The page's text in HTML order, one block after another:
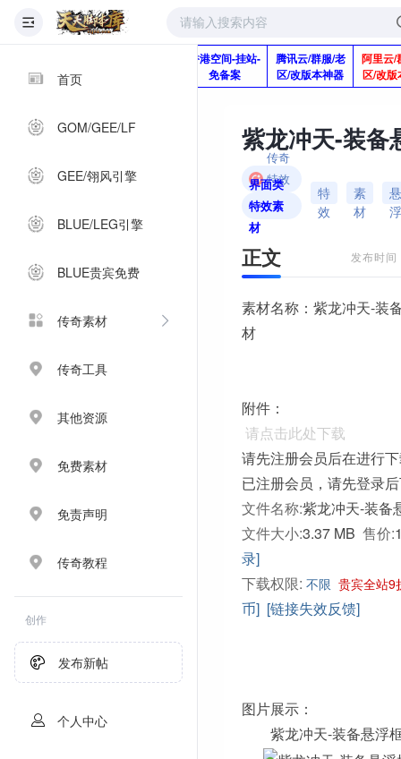
首页
GOM/GEE/LF
GEE/翎风引擎
BLUE/LEG引擎
BLUE贵宾免费
传奇素材
传奇工具
其他资源
免费素材
免责声明
传奇教程
创作
发布新帖
个人中心
Q920992345
香港空间-挂站-
免备案
腾讯云/群服/老
区/改版本神器
阿里云/
区/改版
紫龙冲天-装备
传奇
特效
素材
界面类
特效素
材
特
效
素
材
悬
浮
正文 发布时
素材名称：紫龙冲天-装
材
附件：
请点击此处下载
请先注册会员后在进行
已注册会员，请先登录
文件名称:紫龙冲天-装备
文件大小:3.37 MB 售价:
录]
下载权限: 不限 贵宾全站9
币] [链接失效反馈]
图片展示：
紫龙冲天-装备悬浮